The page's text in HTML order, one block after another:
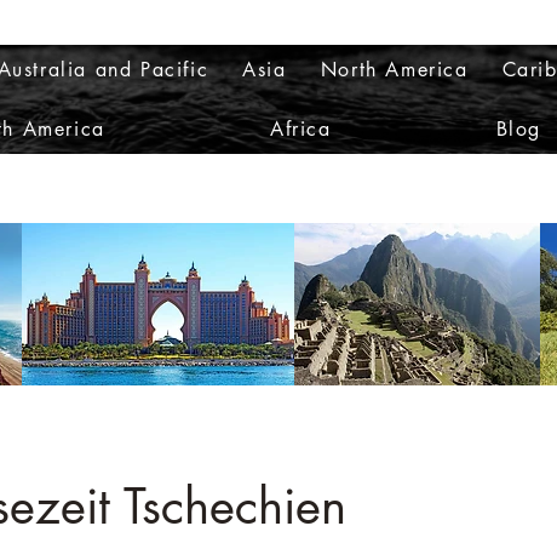
and Pacific Asia North America
America Africa Blog
Tschechien